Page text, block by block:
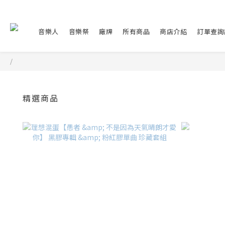
音樂人 音樂祭 廠牌 所有商品 商店介紹 訂單查
/
精選商品